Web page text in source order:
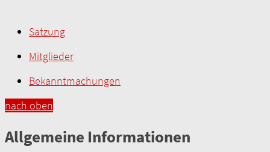
Satzung
Mitglieder
Bekanntmachungen
nach oben
Allgemeine Informationen